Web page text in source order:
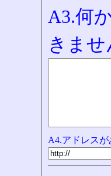
A3.何
きませ
A4.アドレス